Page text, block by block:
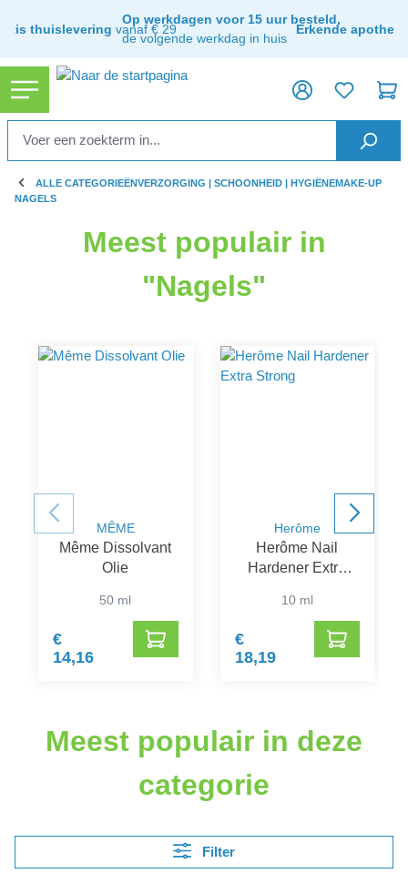
thuislevering vanaf € 29
Op werkdagen voor 15 uur besteld,
de volgende werkdag in huis
Erkende apotheek
ALLE CATEGORIEËNVERZORGING | SCHOONHEID | HYGIËNEMAKE-UP
NAGELS
Meest populair in
"Nagels"
MÊME
Même Dissolvant
Olie
50 ml
€
14,16
Herôme
Herôme Nail
Hardener Extra
10 ml
€
18,19
Meest populair in deze
categorie
Filter